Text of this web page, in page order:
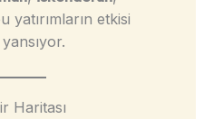
etkisi
Haritası